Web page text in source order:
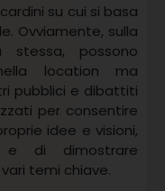
su cui si basa
Ovviamente, sulla
stessa, possono
location ma
pubblici e dibattiti
per consentire
idee e visioni,
di dimostrare
temi chiave.